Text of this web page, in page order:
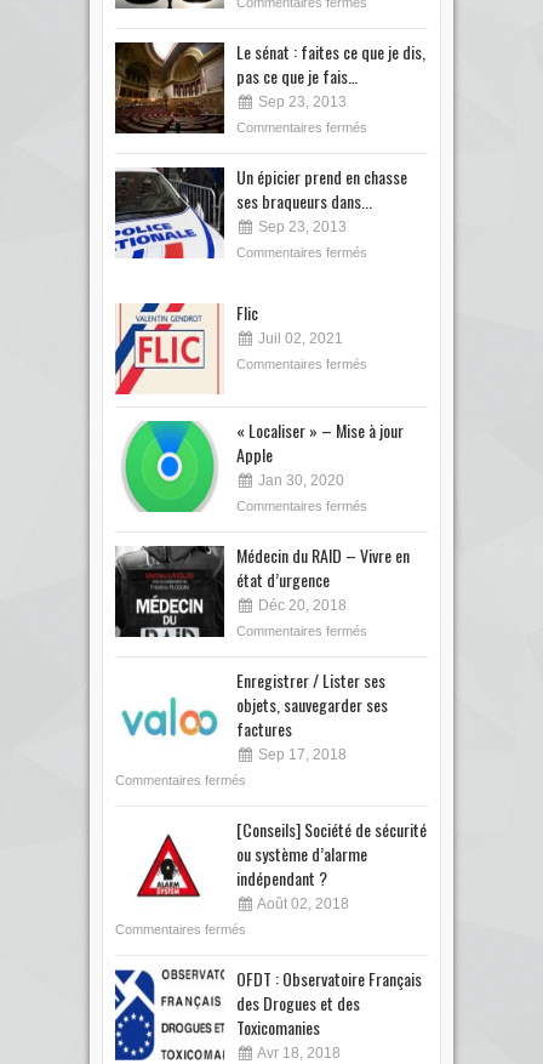
Le sénat : faites ce que je dis,
pas ce que je fais…
Sep 23, 2013
Commentaires fermés
Un épicier prend en chasse
ses braqueurs dans...
Sep 23, 2013
Commentaires fermés
Flic
Juil 02, 2021
Commentaires fermés
« Localiser » – Mise à jour
Apple
Jan 30, 2020
Commentaires fermés
Médecin du RAID – Vivre en
état d’urgence
Déc 20, 2018
Commentaires fermés
Enregistrer / Lister ses
objets, sauvegarder ses
factures
Sep 17, 2018
Commentaires fermés
[Conseils] Société de sécurité
ou système d’alarme
indépendant ?
Août 02, 2018
Commentaires fermés
OFDT : Observatoire Français
des Drogues et des
Toxicomanies
Avr 18, 2018